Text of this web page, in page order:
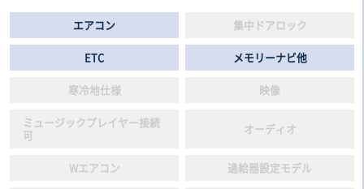
エアコン 集中ドアロック
ETC メモリーナビ他
寒冷地仕様 映像
ミュージックプレイヤー接続
可
オーディオ
Wエアコン 過給器設定モデル